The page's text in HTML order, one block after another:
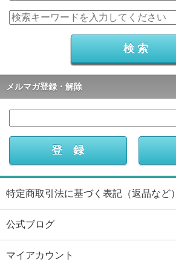
メルマガ登録・解除
特定商取引法に基づく表記（返品など）
公式ブログ
マイアカウント